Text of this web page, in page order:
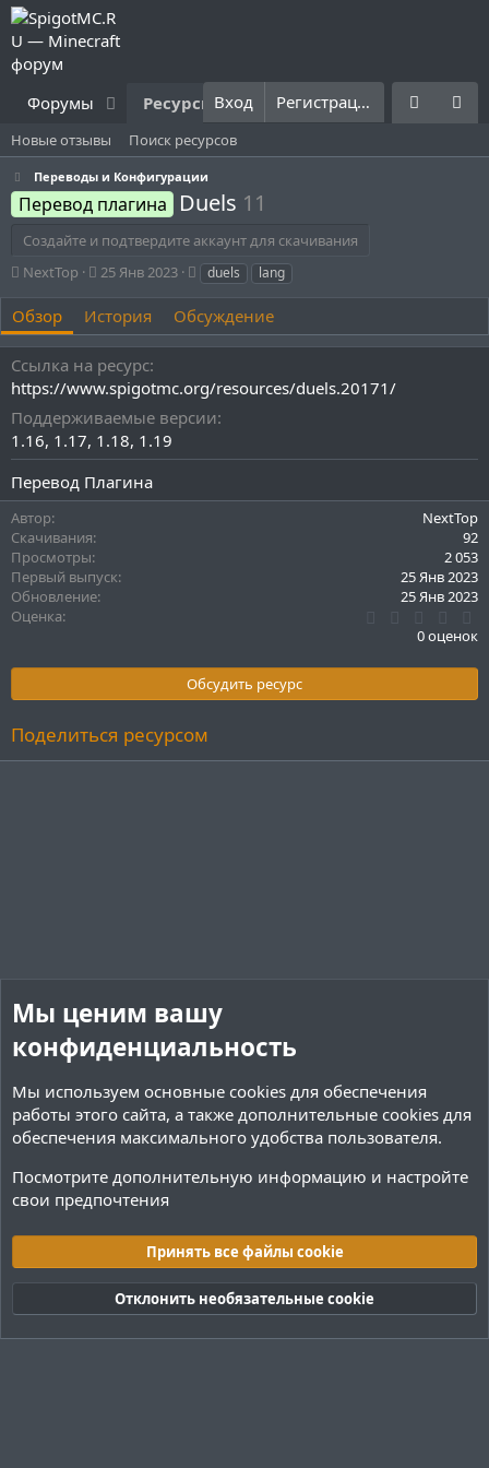
Форумы Ресурсы Что нового? Правила
Вход Регистрация
Новые отзывы Поиск ресурсов
Переводы и Конфигурации
Перевод плагина Duels 11
Создайте и подтвердите аккаунт для скачивания
А
т
о
р
NextTop
Д
т
а
с
о
з
а
н
я
25 Янв 2023
Т
г
и
duels lang
Обзор История Обсуждение
Ссылка на ресурс
https://www.spigotmc.org/resources/duels.20171/
Поддерживаемые версии
1.16 1.17 1.18 1.19
Перевод Плагина
Автор
NextTop
Скачивания
92
Просмотры
2 053
Первый выпуск
25 Янв 2023
Обновление
25 Янв 2023
Оценка
0
0
в
0 оценок
Обсудить ресурс
Поделиться ресурсом
Cookies Тёмная (2020)
Русский (RU)
Обратная связь
Условия и правила
Политика конфиденциальности
Помощь
R
Мы ценим вашу
конфиденциальность
Мы используем основные cookies для обеспечения
работы этого сайта, а также дополнительные cookies для
обеспечения максимального удобства пользователя.
Посмотрите дополнительную информацию и настройте
свои предпочтения
Принять все файлы cookie
Отклонить необязательные cookie